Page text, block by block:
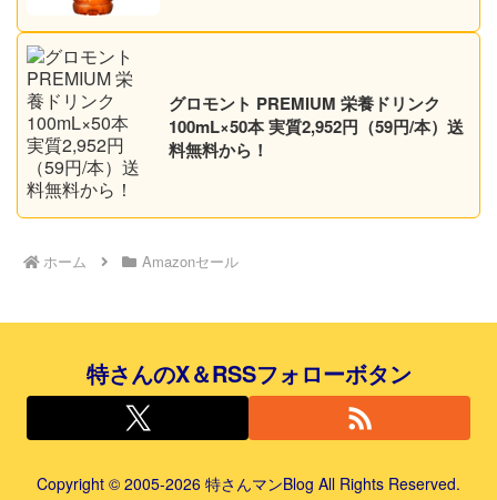
グロモント PREMIUM 栄養ドリンク
100mL×50本 実質2,952円（59円/本）送
料無料から！
ホーム Amazonセール
特さんのX＆RSSフォローボタン
Copyright © 2005-2026 特さんマンBlog All Rights Reserved.